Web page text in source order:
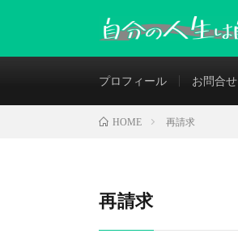
プロフィール お問合せ
HOME 再請求
再請求